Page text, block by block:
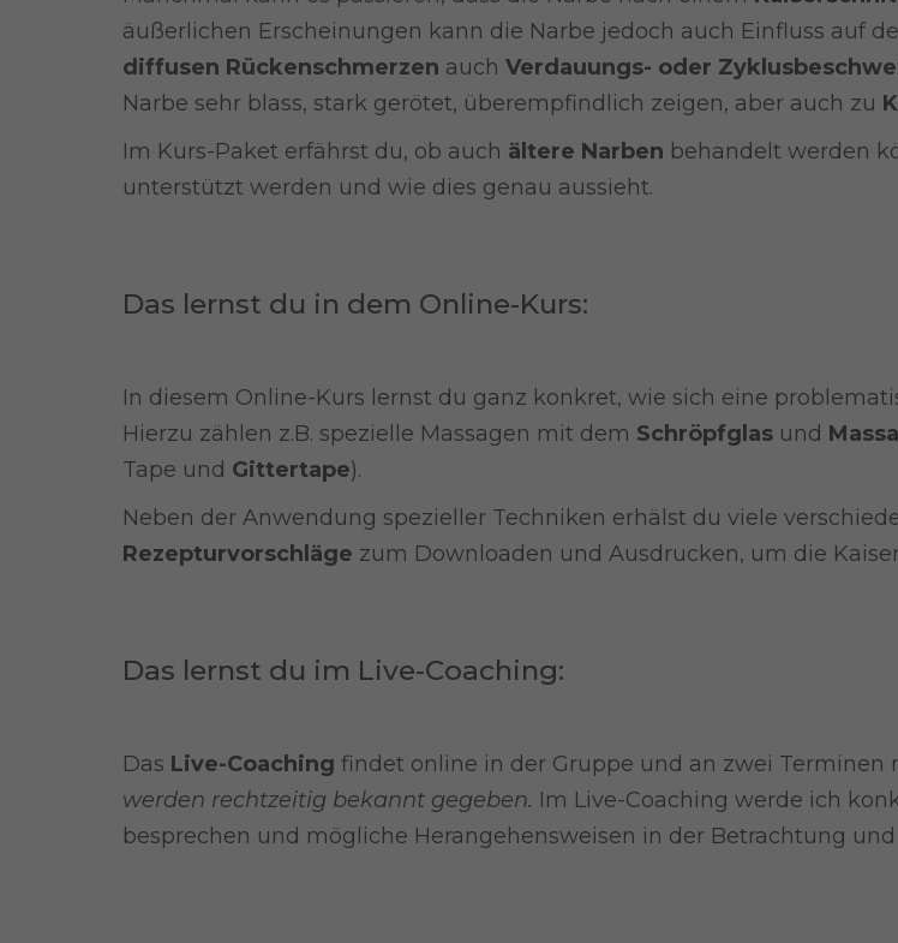
äußerlichen Erscheinungen kann die Narbe jedoch auch Einfluss auf
diffusen Rückenschmerzen auch Verdauungs- oder
Narbe sehr blass, stark gerötet, überempfindlich zeigen, aber auch zu
Im Kurs-Paket erfährst du, ob auch ältere Narben behandelt werden
unterstützt werden und wie dies genau aussieht.
Das lernst du in dem Online-Kurs:
In diesem Online-Kurs lernst du ganz konkret, wie sich eine
Hierzu zählen z.B. spezielle Massagen mit dem Schröpfglas und
Tape und Gittertape).
Neben der Anwendung spezieller Techniken erhälst du viele
Rezepturvorschläge zum Downloaden und Ausdrucken, um die
Das lernst du im Live-Coaching:
Das Live-Coaching findet online in der Gruppe und an zwei
werden rechtzeitig bekannt gegeben. Im Live-Coaching werde ich
besprechen und mögliche Herangehensweisen in der Betrachtung